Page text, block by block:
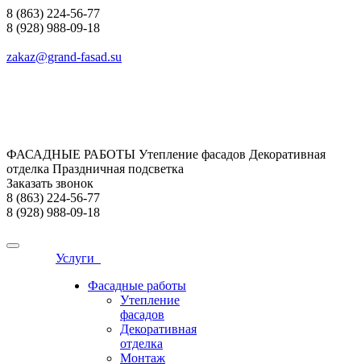
8 (863) 224-56-77
8 (928) 988-09-18
zakaz@grand-fasad.su
ФАСАДНЫЕ РАБОТЫ Утепление фасадов Декоративная
отделка Праздничная подсветка
Заказать звонок
8 (863) 224-56-77
8 (928) 988-09-18
Услуги
Фасадные работы
Утепление
фасадов
Декоративная
отделка
Монтаж